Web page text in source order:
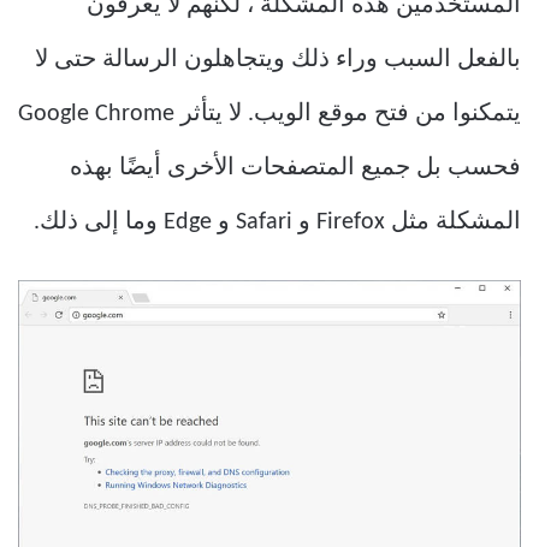
المستخدمين هذه المشكلة ، لكنهم لا يعرفون
بالفعل السبب وراء ذلك ويتجاهلون الرسالة حتى لا
يتمكنوا من فتح موقع الويب. لا يتأثر Google Chrome
فحسب بل جميع المتصفحات الأخرى أيضًا بهذه
المشكلة مثل Firefox و Safari و Edge وما إلى ذلك.